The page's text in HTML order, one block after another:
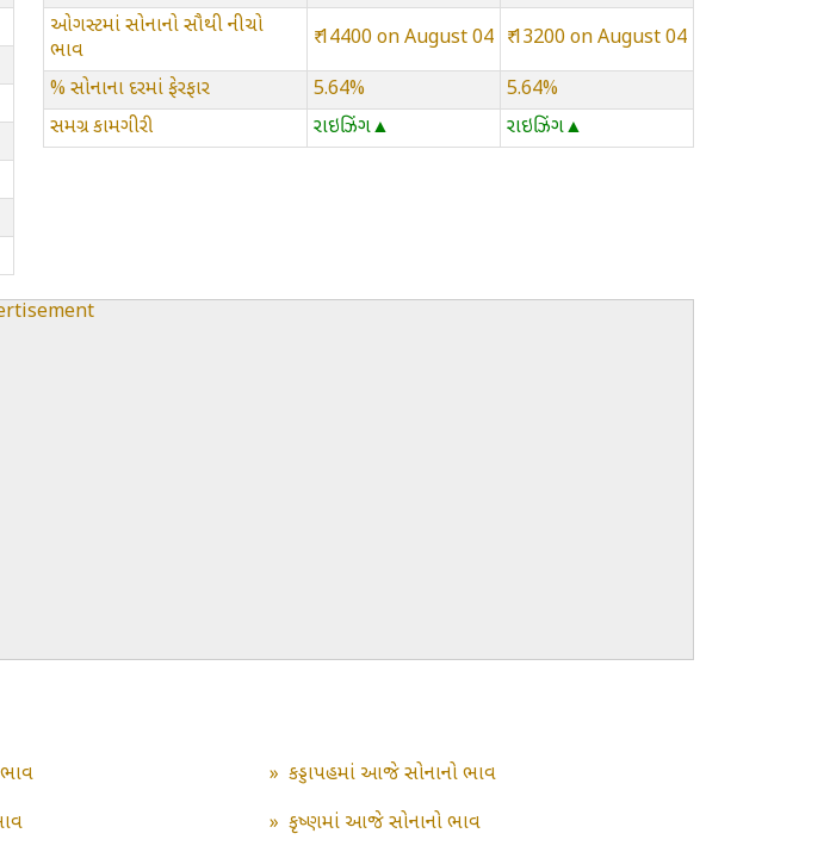
ઓગસ્ટમાં સોનાનો સૌથી નીચો
ભાવ
₹ 14400 on August 04 ₹ 13200 on August 04
% સોનાના દરમાં ફેરફાર 5.64%
5.64%
સમગ્ર કામગીરી
રાઇઝિંગ▲ રાઇઝિંગ▲
» કડ્ડાપહમાં આજે સોનાનો ભાવ
» કૃષ્ણમાં આજે સોનાનો ભાવ